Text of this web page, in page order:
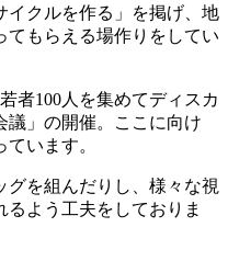
イクルを作る」を掲げ、地
てもらえる場作りをしてい
者100人を集めてディスカ
議」の開催。ここに向け
います。
グを組んだりし、様々な視
よう工夫をしておりま